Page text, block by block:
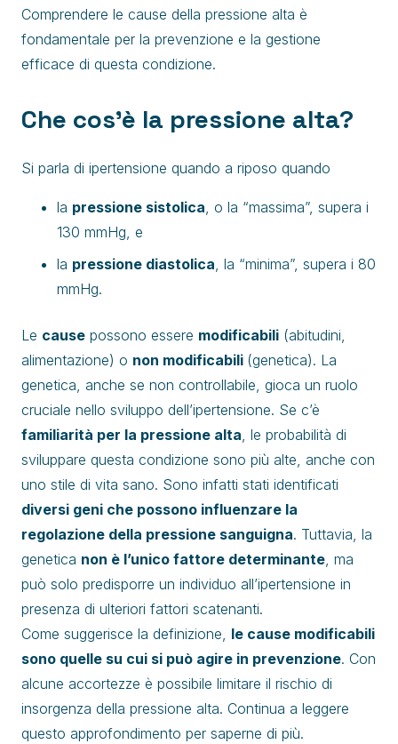
Comprendere le cause della pressione alta è
fondamentale per la prevenzione e la gestione
efficace di questa condizione.
Che cos’è la pressione alta?
Si parla di ipertensione quando a riposo quando
la pressione sistolica, o la “massima”, supera i
130 mmHg, e
la pressione diastolica, la “minima”, supera i 80
mmHg.
Le cause possono essere modificabili (abitudini,
alimentazione) o non modificabili (genetica). La
genetica, anche se non controllabile, gioca un ruolo
cruciale nello sviluppo dell’ipertensione. Se c’è
familiarità per la pressione alta, le probabilità di
sviluppare questa condizione sono più alte, anche con
uno stile di vita sano. Sono infatti stati identificati
diversi geni che possono influenzare la
regolazione della pressione sanguigna. Tuttavia, la
genetica non è l’unico fattore determinante, ma
può solo predisporre un individuo all’ipertensione in
presenza di ulteriori fattori scatenanti.
Come suggerisce la definizione, le cause modificabili
sono quelle su cui si può agire in prevenzione. Con
alcune accortezze è possibile limitare il rischio di
insorgenza della pressione alta. Continua a leggere
questo approfondimento per saperne di più.